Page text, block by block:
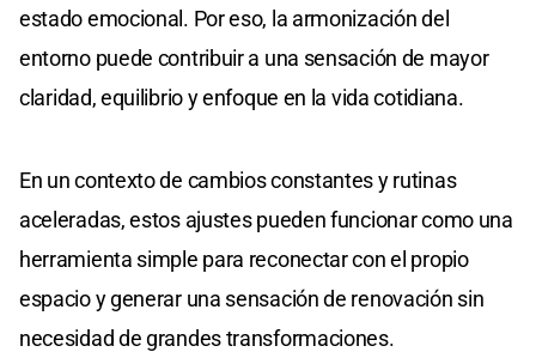
estado emocional. Por eso, la armonización del
entorno puede contribuir a una sensación de mayor
claridad, equilibrio y enfoque en la vida cotidiana.
En un contexto de cambios constantes y rutinas
aceleradas, estos ajustes pueden funcionar como una
herramienta simple para reconectar con el propio
espacio y generar una sensación de renovación sin
necesidad de grandes transformaciones.